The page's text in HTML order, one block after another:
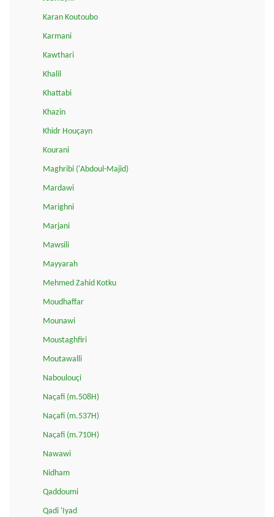
Karan Koutoubo
Karmani
Kawthari
Khalil
Khattabi
Khazin
Khidr Houçayn
Kourani
Maghribi ('Abdoul-Majid)
Mardawi
Marighni
Marjani
Mawsili
Mayyarah
Mehmed Zahid Kotku
Moudhaffar
Mounawi
Moustaghfiri
Moutawalli
Naboulouçi
Naçafi (m.508H)
Naçafi (m.537H)
Naçafi (m.710H)
Nawawi
Nidham
Qaddoumi
Qadi 'Iyad